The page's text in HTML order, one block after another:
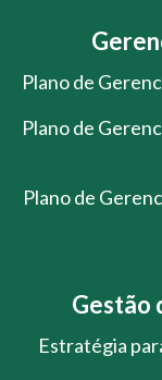
Plano de
Plano de
Plano de
Gestão
Estratégia